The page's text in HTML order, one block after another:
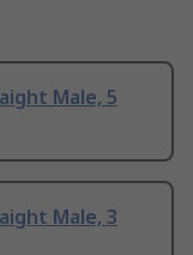
Male, 5
Male, 3